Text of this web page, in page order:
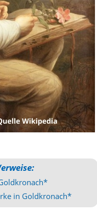
in Goldkronach*